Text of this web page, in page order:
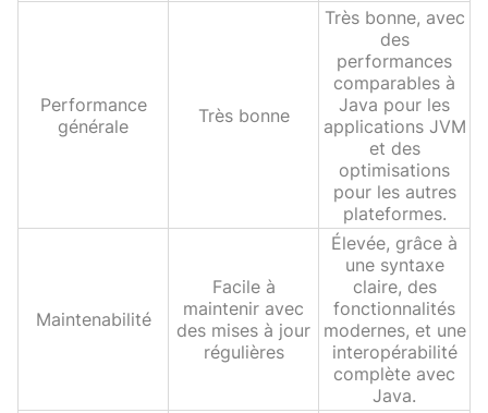
Performance
générale
Très bonne
Très bonne, avec
des
performances
comparables à
Java pour les
applications JVM
et des
optimisations
pour les autres
plateformes.
Maintenabilité
Facile à
maintenir avec
des mises à jour
régulières
Élevée, grâce à
une syntaxe
claire, des
fonctionnalités
modernes, et une
interopérabilité
complète avec
Java.